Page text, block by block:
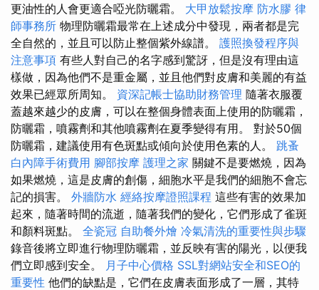
更油性的人會更適合啞光防曬霜。 大甲放鬆按摩 防水膠 律
師事務所 物理防曬霜最常在上述成分中發現，兩者都是完
全自然的，並且可以防止整個紫外線譜。 護照換發程序與
注意事項 有些人對自己的名字感到驚訝，但是沒有理由這
樣做，因為他們不是重金屬，並且他們對皮膚和美麗的有益
效果已經眾所周知。 資深記帳士協助財務管理 隨著衣服覆
蓋越來越少的皮膚，可以在整個身體表面上使用的防曬霜，
防曬霜，噴霧劑和其他噴霧劑在夏季變得有用。 對於50個
防曬霜，建議使用有色斑點或傾向於使用色素的人。 跳蚤
白內障手術費用 腳部按摩 護理之家 關鍵不是要燃燒，因為
如果燃燒，這是皮膚的創傷，細胞水平是我們的細胞不會忘
記的損害。 外牆防水 經絡按摩證照課程 這些有害的效果加
起來，隨著時間的流逝，隨著我們的變化，它們形成了雀斑
和顏料斑點。 全瓷冠 自助餐外燴 冷氣清洗的重要性與步驟
錄音後將立即進行物理防曬霜，並反映有害的陽光，以便我
們立即感到安全。
月子中心價格 SSL對網站安全和SEO的
重要性 他們的缺點是，它們在皮膚表面形成了一層，其特